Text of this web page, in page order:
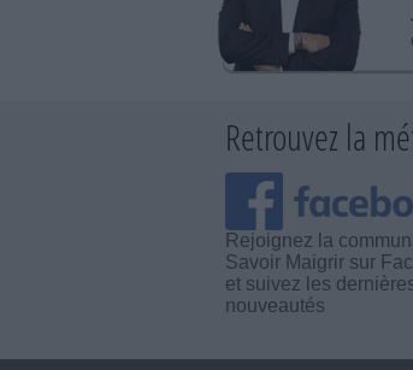
Retrouvez la
Rejoignez la
Savoir Maigrir sur
et suivez les
nouveautés